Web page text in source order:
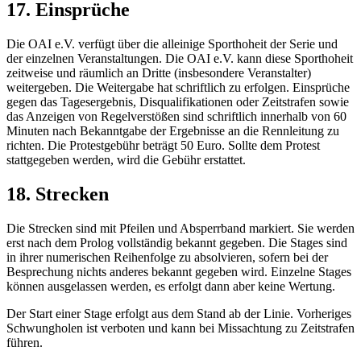
17. Einsprüche
Die OAI e.V. verfügt über die alleinige Sporthoheit der Serie und
der einzelnen Veranstaltungen. Die OAI e.V. kann diese Sporthoheit
zeitweise und räumlich an Dritte (insbesondere Veranstalter)
weitergeben. Die Weitergabe hat schriftlich zu erfolgen. Einsprüche
gegen das Tagesergebnis, Disqualifikationen oder Zeitstrafen sowie
das Anzeigen von Regelverstößen sind schriftlich innerhalb von 60
Minuten nach Bekanntgabe der Ergebnisse an die Rennleitung zu
richten. Die Protestgebühr beträgt 50 Euro. Sollte dem Protest
stattgegeben werden, wird die Gebühr erstattet.
18. Strecken
Die Strecken sind mit Pfeilen und Absperrband markiert. Sie werden
erst nach dem Prolog vollständig bekannt gegeben. Die Stages sind
in ihrer numerischen Reihenfolge zu absolvieren, sofern bei der
Besprechung nichts anderes bekannt gegeben wird. Einzelne Stages
können ausgelassen werden, es erfolgt dann aber keine Wertung.
Der Start einer Stage erfolgt aus dem Stand ab der Linie. Vorheriges
Schwungholen ist verboten und kann bei Missachtung zu Zeitstrafen
führen.